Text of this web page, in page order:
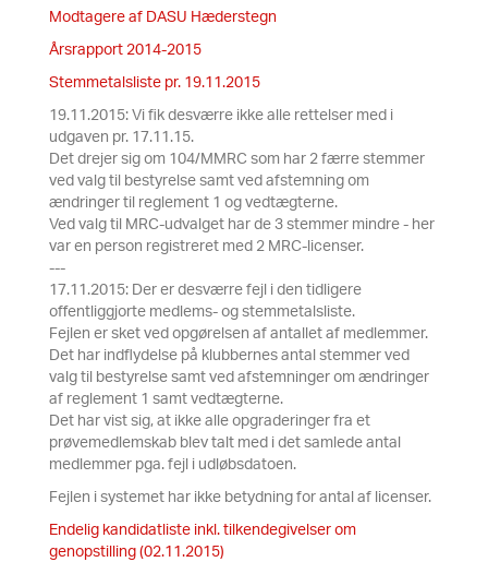
Modtagere af DASU Hæderstegn
Årsrapport 2014-2015
Stemmetalsliste pr. 19.11.2015
19.11.2015: Vi fik desværre ikke alle rettelser med i
udgaven pr. 17.11.15.
Det drejer sig om 104/MMRC som har 2 færre stemmer
ved valg til bestyrelse samt ved afstemning om
ændringer til reglement 1 og vedtægterne.
Ved valg til MRC-udvalget har de 3 stemmer mindre - her
var en person registreret med 2 MRC-licenser.
---
17.11.2015: Der er desværre fejl i den tidligere
offentliggjorte medlems- og stemmetalsliste.
Fejlen er sket ved opgørelsen af antallet af medlemmer.
Det har indflydelse på klubbernes antal stemmer ved
valg til bestyrelse samt ved afstemninger om ændringer
af reglement 1 samt vedtægterne.
Det har vist sig, at ikke alle opgraderinger fra et
prøvemedlemskab blev talt med i det samlede antal
medlemmer pga. fejl i udløbsdatoen.
Fejlen i systemet har ikke betydning for antal af licenser.
Endelig kandidatliste inkl. tilkendegivelser om
genopstilling (02.11.2015)